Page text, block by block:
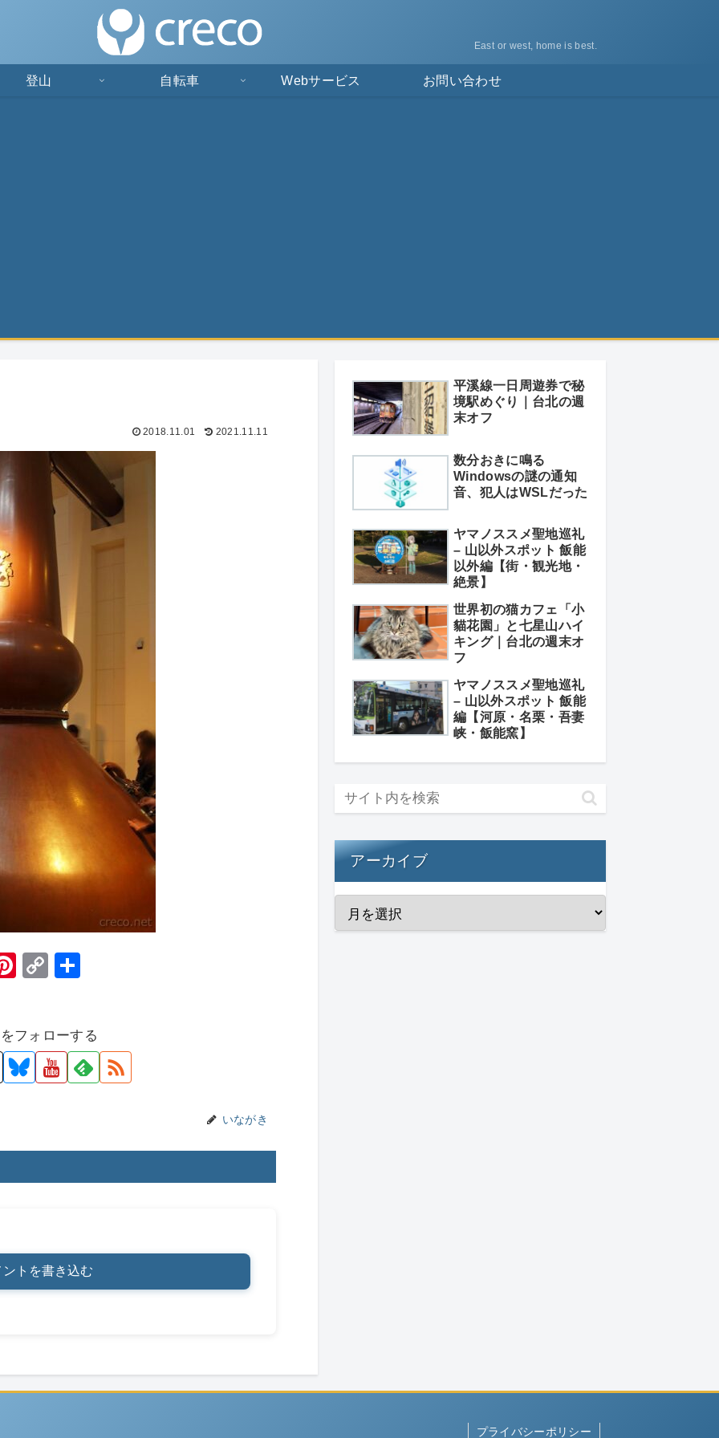
East or west, home is best.
登山 自転車 Webサービス お問い合わせ
2018.11.01 2021.11.11
Pi
e
st
C
y
Li
フォローする
いながき
ントを書き込む
平溪線一日周遊券で秘
境駅めぐり｜台北の週
末オフ
数分おきに鳴る
Windowsの謎の通知
音、犯人はWSLだった
ヤマノススメ聖地巡礼
– 山以外スポット 飯能
以外編【街・観光地・
絶景】
世界初の猫カフェ「小
貓花園」と七星山ハイ
キング｜台北の週末オ
フ
ヤマノススメ聖地巡礼
– 山以外スポット 飯能
編【河原・名栗・吾妻
峡・飯能窯】
アーカイブ
プライバシーポリシー